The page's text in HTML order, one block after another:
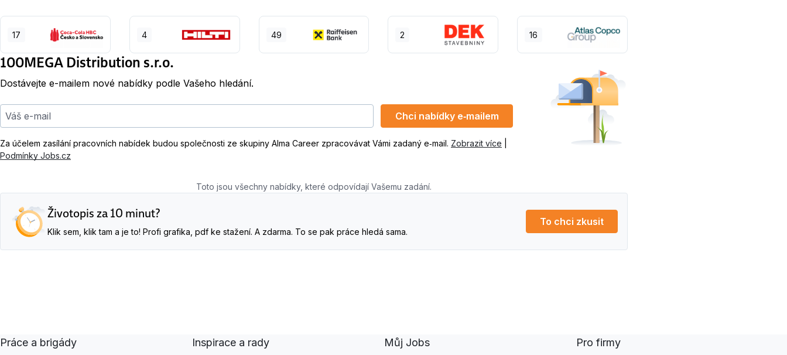
17 4 49 2 16
100MEGA Distribution s.r.o.
Dostávejte e-mailem nové nabídky podle Vašeho hledání.
Váš e-mail
Chci nabídky e‑mailem
Za účelem zasílání pracovních nabídek budou společnosti ze skupiny Alma Career zpracovávat Vámi zadaný e‑mail. Zobrazit více
Podmínky Jobs.cz
Toto jsou všechny nabídky, které odpovídají Vašemu zadání.
Životopis za 10 minut?
Klik sem, klik tam a je to! Profi grafika, pdf ke stažení. A zdarma. To se pak práce hledá sama.
To chci zkusit
Práce a brigády Inspirace a rady Můj Jobs Pro firmy